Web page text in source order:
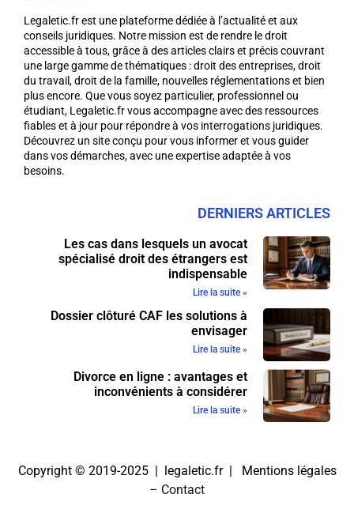
Legaletic.fr est une plateforme dédiée à l’actualité et aux
conseils juridiques. Notre mission est de rendre le droit
accessible à tous, grâce à des articles clairs et précis couvrant
une large gamme de thématiques : droit des entreprises, droit
du travail, droit de la famille, nouvelles réglementations et bien
plus encore. Que vous soyez particulier, professionnel ou
étudiant, Legaletic.fr vous accompagne avec des ressources
fiables et à jour pour répondre à vos interrogations juridiques.
Découvrez un site conçu pour vous informer et vous guider
dans vos démarches, avec une expertise adaptée à vos
besoins.
DERNIERS ARTICLES
Les cas dans lesquels un avocat
spécialisé droit des étrangers est
indispensable
Lire la suite »
Dossier clôturé CAF les solutions à
envisager
Lire la suite »
Divorce en ligne : avantages et
inconvénients à considérer
Lire la suite »
Copyright © 2019-2025 | legaletic.fr |
Mentions légales
– Contact